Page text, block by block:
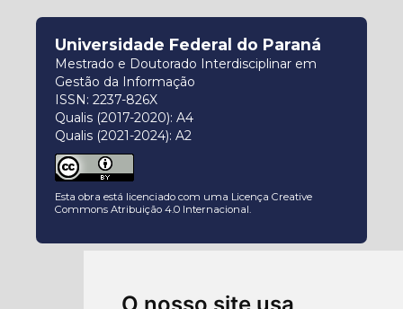
Universidade Federal do Paraná
Mestrado e Doutorado Interdisciplinar em
Gestão da Informação
ISSN: 2237-826X
Qualis (2017-2020): A4
Qualis (2021-2024): A2
Esta obra está licenciado com uma Licença Creative
Commons Atribuição 4.0 Internacional.